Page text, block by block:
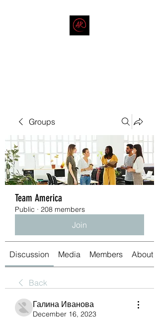
Groups
Team America
Public · 208 members
Join
Discussion Media Members About
Back
Галина Иванова
December 16, 2023